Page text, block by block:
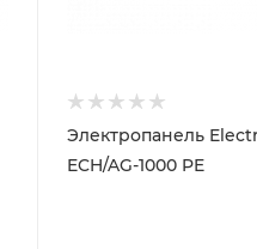
Электропанель
ECH/AG-1000 PE